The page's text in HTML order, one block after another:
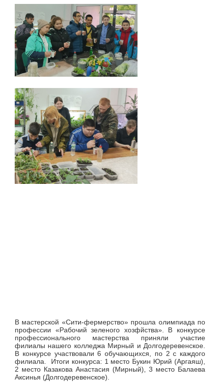
В мастерской «Сити-фермерство» прошла олимпиада по
профессии «Рабочий зеленого хозфйства». В конкурсе
профессионального мастерства приняли участие
филиалы нашего колледжа Мирный и Долгодеревенское.
В конкурсе участвовали 6 обучающихся, по 2 с каждого
филиала. Итоги конкурса: 1 место Букин Юрий (Аргаяш),
2 место Казакова Анастасия (Мирный), 3 место Балаева
Аксинья (Долгодеревенское).